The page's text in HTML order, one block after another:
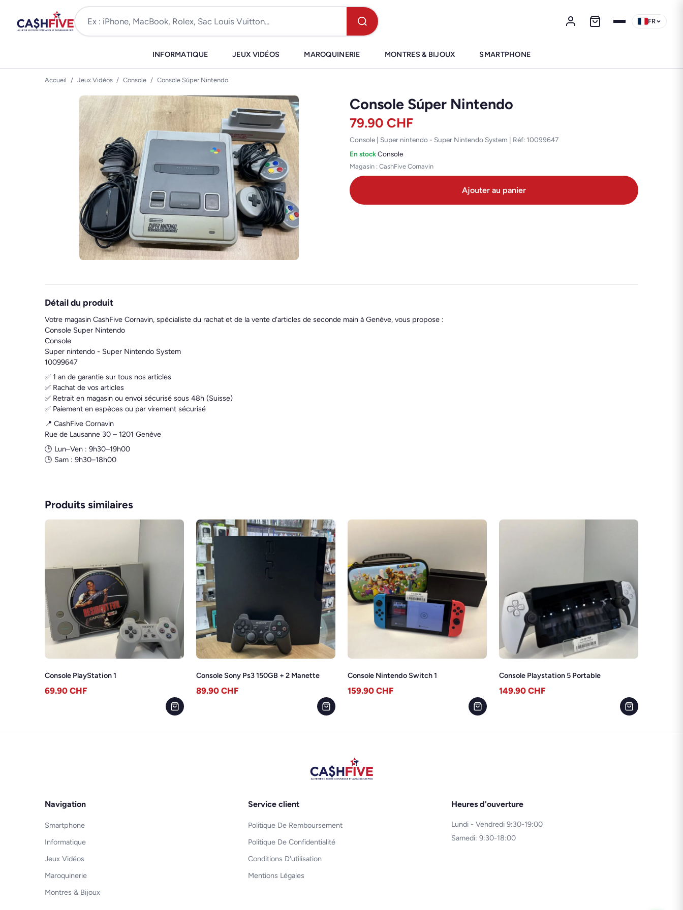
FR
INFORMATIQUE JEUX VIDÉOS MAROQUINERIE MONTRES & BIJOUX SMARTPHONE
Accueil / Jeux Vidéos / Console / Console Súper Nintendo
Console Súper Nintendo
79.90 CHF
Console | Super nintendo - Super Nintendo System | Réf: 10099647
En stock·Console
Magasin : CashFive Cornavin
Ajouter au panier
Détail du produit
Votre magasin CashFive Cornavin, spécialiste du rachat et de la vente d'articles de seconde main à Genève, vous propose :
Console Super Nintendo
Console
Super nintendo - Super Nintendo System
10099647
✅ 1 an de garantie sur tous nos articles
✅ Rachat de vos articles
✅ Retrait en magasin ou envoi sécurisé sous 48h (Suisse)
✅ Paiement en espèces ou par virement sécurisé
📍 CashFive Cornavin
Rue de Lausanne 30 – 1201 Genève
🕒 Lun–Ven : 9h30–19h00
🕒 Sam : 9h30–18h00
Produits similaires
Console PlayStation 1
69.90 CHF
Console Sony Ps3 150GB + 2 Manette
89.90 CHF
Console Nintendo Switch 1
159.90 CHF
Console Playstation 5 Portable
149.90 CHF
Navigation
Smartphone
Informatique
Jeux Vidéos
Maroquinerie
Montres & Bijoux
Service client
Politique De Remboursement
Politique De Confidentialité
Conditions D'utilisation
Mentions Légales
Heures d'ouverture
Lundi - Vendredi 9:30-19:00
Samedi: 9:30-18:00